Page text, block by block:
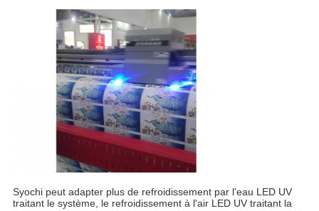
Syochi peut adapter plus de refroidissement par l'eau LED UV
traitant le système, le refroidissement à l'air LED UV traitant la